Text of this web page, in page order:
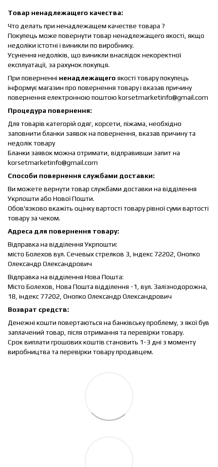
Товар ненадлежащего качества:
Что делать при ненадлежащем качестве товара ?
Покупець може повернути товар ненадлежащего якості, якщо
недоліки істотні і виникли по виробнику.
Усунення недоліків, що виникли внаслідок некоректної
експлуатації, за рахунок покупця.
При поверненні ненадлежащего якості товару покупець
інформує магазин про повернення товару і вказав причину
повернення електронною поштою korsetmarketinfo@gmail.com
Процедура повернення:
Для товарів категорій одяг, корсети, піжама, необхідно
заповнити бланки заявок на повернення, вказав причину та
недолік товару
Бланки заявок можна отримати, відправивши запит на
korsetmarketinfo@gmail.com
Способи повернення службами доставки:
Ви можете вернути товар службами доставки на відділення
Укрпошти або Нової Пошти.
Обов'язково вкажіть оцінку вартості товару рівної суми вартості
товару за чеком.
Адреса для повернення товару:
Відправка на відділення Укрпошти:
місто Болехов вул. Сечевых стрелков 3, індекс 72202, Онопко
Олександр Олександрович
Відправка на відділення Нова Пошта:
Місто Болехов, Нова Пошта відділення -1, вул. Залізнодорожна,
18, індекс 77202, Онопко Олександр Олександрович
Возврат средств:
Денежні кошти повертаються на банківську проблему, з якої був
заплачений товар, після отримання та перевірки товару.
Срок виплати грошових коштів становить 1-3 дні з моменту
виробництва та перевірки товару продавцем.